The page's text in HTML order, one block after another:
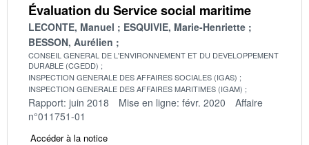
Évaluation du Service social maritime
LECONTE, Manuel
ESQUIVIE, Marie-Henriette
BESSON, Aurélien
CONSEIL GENERAL DE L'ENVIRONNEMENT ET DU DEVELOPPEMENT
DURABLE (CGEDD)
INSPECTION GENERALE DES AFFAIRES SOCIALES (IGAS)
INSPECTION GENERALE DES AFFAIRES MARITIMES (IGAM)
Rapport: juin 2018 Mise en ligne: févr. 2020
Affaire
n°011751-01
Accéder à la notice